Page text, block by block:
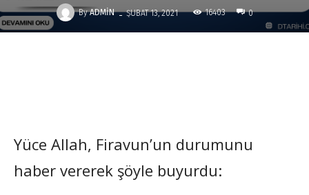
By ADMIN - ŞUBAT 13, 2021 16403 0
Yüce Allah, Firavun’un durumunu
haber vererek şöyle buyurdu: